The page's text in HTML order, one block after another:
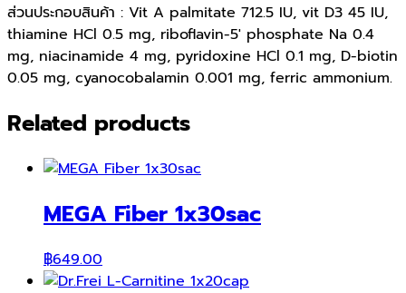
ส่วนประกอบสินค้า : Vit A palmitate 712.5 IU, vit D3 45 IU,
thiamine HCl 0.5 mg, riboflavin-5′ phosphate Na 0.4
mg, niacinamide 4 mg, pyridoxine HCl 0.1 mg, D-biotin
0.05 mg, cyanocobalamin 0.001 mg, ferric ammonium.
Related products
MEGA Fiber 1x30sac
฿649.00